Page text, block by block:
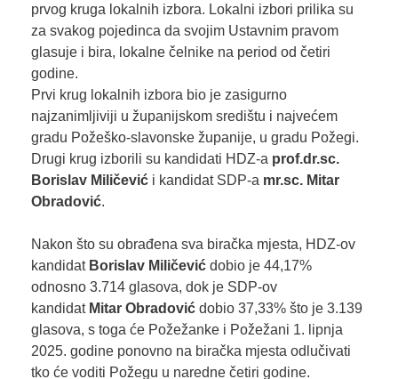
prvog kruga lokalnih izbora. Lokalni izbori prilika su
za svakog pojedinca da svojim Ustavnim pravom
glasuje i bira, lokalne čelnike na period od četiri
godine.
Prvi krug lokalnih izbora bio je zasigurno
najzanimljiviji u županijskom središtu i najvećem
gradu Požeško-slavonske županije, u gradu Požegi.
Drugi krug izborili su kandidati HDZ-a prof.dr.sc.
Borislav Miličevići kandidat SDP-a mr.sc. Mitar
Obradović.
Nakon što su obrađena sva biračka mjesta, HDZ-ov
kandidat Borislav Miličević dobio je 44,17%
odnosno 3.714 glasova, dok je SDP-ov
kandidat Mitar Obradovićdobio 37,33% što je 3.139
glasova, s toga će Požežanke i Požežani 1. lipnja
2025. godine ponovno na biračka mjesta odlučivati
tko će voditi Požegu u naredne četiri godine.